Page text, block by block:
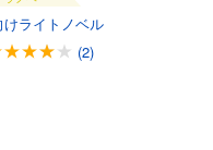
けライトノベル
(2)